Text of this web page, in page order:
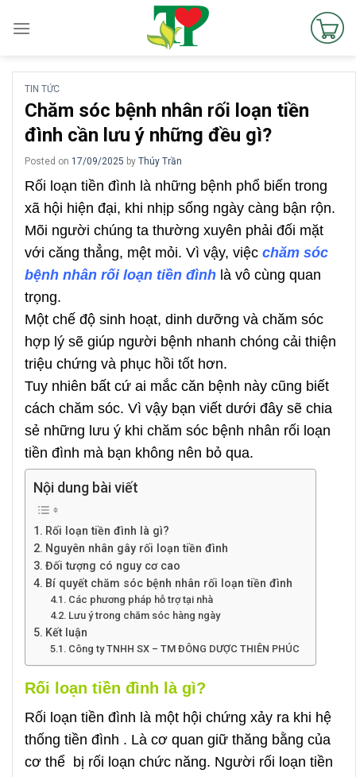
TIN TỨC
Chăm sóc bệnh nhân rối loạn tiền
đình cần lưu ý những đều gì?
Posted on 17/09/2025 by Thúy Trần
Rối loạn tiền đình là những bệnh phổ biến trong
xã hội hiện đại, khi nhịp sống ngày càng bận rộn.
Mõi người chúng ta thường xuyên phải đối mặt
với căng thẳng, mệt mỏi. Vì vậy, việc chăm sóc
bệnh nhân rối loạn tiền đình là vô cùng quan
trọng.
Một chế độ sinh hoạt, dinh dưỡng và chăm sóc
hợp lý sẽ giúp người bệnh nhanh chóng cải thiện
triệu chứng và phục hồi tốt hơn.
Tuy nhiên bất cứ ai mắc căn bệnh này cũng biết
cách chăm sóc. Vì vậy bạn viết dưới đây sẽ chia
sẻ những lưu ý khi chăm sóc bệnh nhân rối loạn
tiền đình mà bạn không nên bỏ qua.
Nội dung bài viết
Rối loạn tiền đình là gì?
Nguyên nhân gây rối loạn tiền đình
Đối tượng có nguy cơ cao
Bí quyết chăm sóc bệnh nhân rối loạn tiền đình
Các phương pháp hỗ trợ tại nhà
Lưu ý trong chăm sóc hàng ngày
Kết luận
Công ty TNHH SX – TM ĐÔNG DƯỢC THIÊN PHÚC
Rối loạn tiền đình là gì?
Rối loạn tiền đình là một hội chứng xảy ra khi hệ
thống tiền đình . Là cơ quan giữ thăng bằng của
cơ thể bị rối loạn chức năng. Người rối loạn tiền